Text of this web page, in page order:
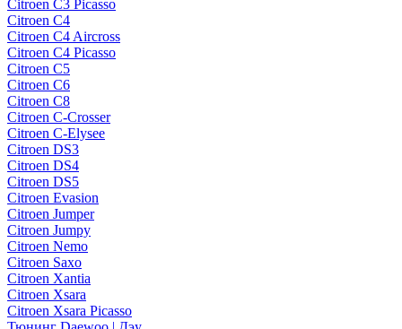
Citroen C3 Picasso
Citroen C4
Citroen C4 Aircross
Citroen C4 Picasso
Citroen C5
Citroen C6
Citroen C8
Citroen C-Crosser
Citroen C-Elysee
Citroen DS3
Citroen DS4
Citroen DS5
Citroen Evasion
Citroen Jumper
Citroen Jumpy
Citroen Nemo
Citroen Saxo
Citroen Xantia
Citroen Xsara
Citroen Xsara Picasso